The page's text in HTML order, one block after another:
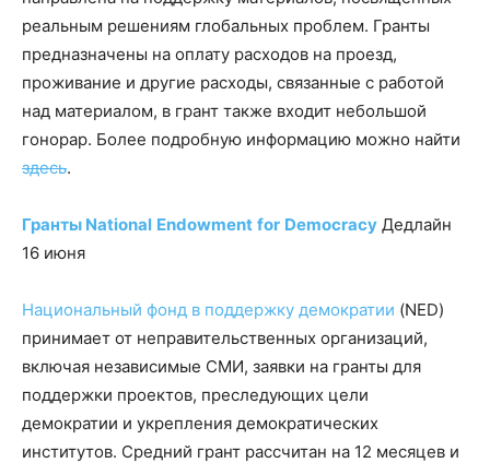
реальным решениям глобальных проблем. Гранты
предназначены на оплату расходов на проезд,
проживание и другие расходы, связанные с работой
над материалом, в грант также входит небольшой
гонорар. Более подробную информацию можно найти
здесь.
Гранты National Endowment for Democracy Дедлайн
16 июня
Национальный фонд в поддержку демократии (NED)
принимает от неправительственных организаций,
включая независимые СМИ, заявки на гранты для
поддержки проектов, преследующих цели
демократии и укрепления демократических
институтов. Средний грант рассчитан на 12 месяцев и